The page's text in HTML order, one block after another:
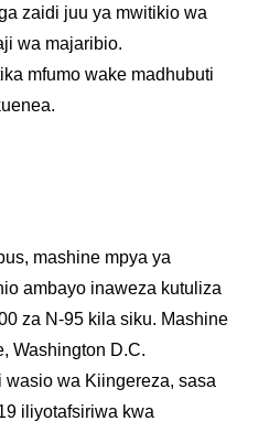
zaidi juu ya mwitikio wa
wa majaribio.
mfumo wake madhubuti
mashine mpya ya
ambayo inaweza kutuliza
za N-95 kila siku. Mashine
Washington D.C.
wasio wa Kiingereza, sasa
iliyotafsiriwa kwa